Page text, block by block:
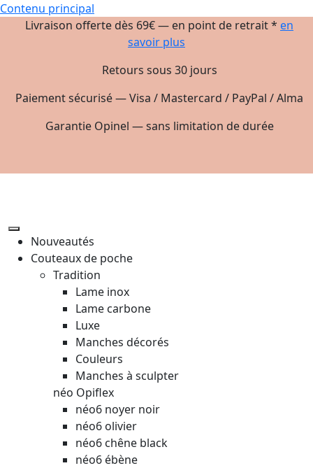
Contenu principal
Livraison offerte dès 69€ — en point de retrait * en
savoir plus
Retours sous 30 jours
Paiement sécurisé — Visa / Mastercard / PayPal / Alma
Garantie Opinel — sans limitation de durée
Nouveautés
Couteaux de poche
Tradition
Lame inox
Lame carbone
Luxe
Manches décorés
Couleurs
Manches à sculpter
néo Opiflex
néo6 noyer noir
néo6 olivier
néo6 chêne black
néo6 ébène